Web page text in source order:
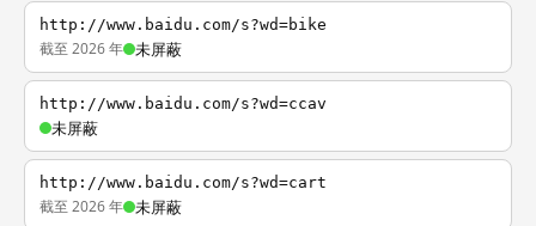
http://www.baidu.com/s?wd=bike
截至 2026 年 未屏蔽
http://www.baidu.com/s?wd=ccav
未屏蔽
http://www.baidu.com/s?wd=cart
截至 2026 年 未屏蔽